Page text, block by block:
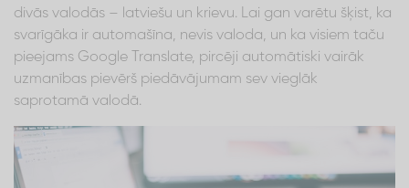
divās valodās – latviešu un krievu. Lai gan varētu šķist, ka
svarīgāka ir automašīna, nevis valoda, un ka visiem taču
pieejams Google Translate, pircēji automātiski vairāk
uzmanības pievērš piedāvājumam sev vieglāk
saprotamā valodā.